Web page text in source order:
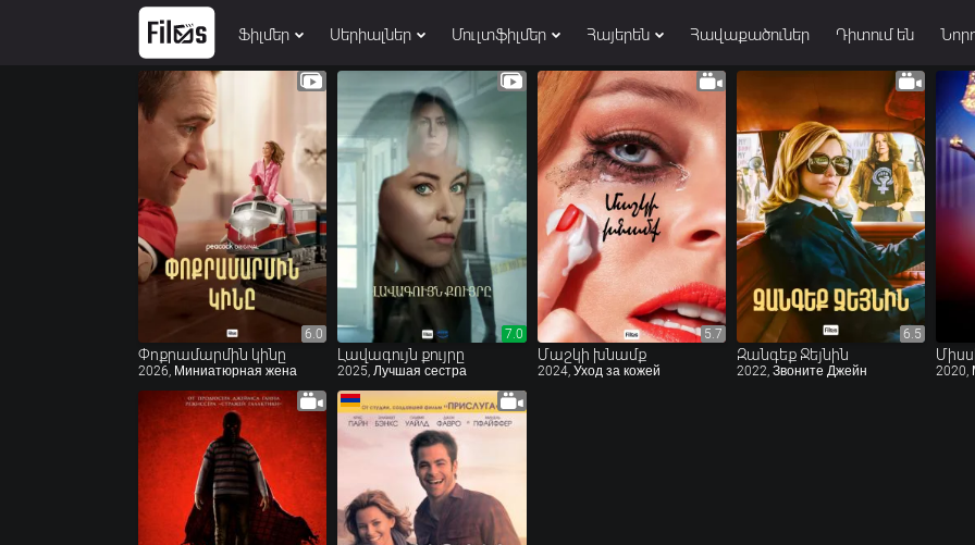
Ֆիլմեր Սերիալներ Մուլտֆիլմեր Հայերեն Հավաքածուներ Դիտում են
6.0
6.0
Փոքրամարմին կինը
2026, Миниатюрная жена
7.0
7.0
Լավագույն քույրը
2025, Лучшая сестра
5.7
5.7
Մաշկի խնամք
2024, Уход за кожей
6.5
6.5
Զանգեք Ջեյնին
2022, Звоните Джейн 2020,